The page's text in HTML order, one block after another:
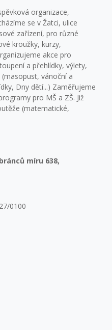
organizace,
se v Žatci, ulice
zařízení, pro různé
kroužky, kurzy,
akce pro
a přehlídky, výlety,
vánoční a
Dny dětí...) Zaměřujeme
pro MŠ a ZŠ. Již
(matematické,
míru 638,
0100